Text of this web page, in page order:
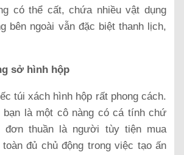
có thể cất, chứa nhiều vật dụng
bên ngoài vẫn đặc biệt thanh lịch,
sở hình hộp
túi xách hình hộp rất phong cách.
bạn là một cô nàng có cá tính chứ
đơn thuần là người tùy tiện mua
đủ chủ động trong việc tạo ấn